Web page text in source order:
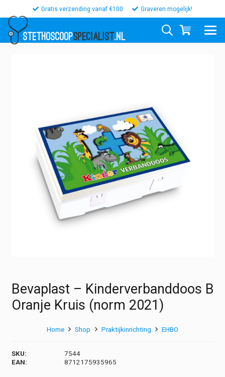
Gratis verzending vanaf €100 Graveren mogelijk!
STETHOSCOOPSPECIALIST.NL
Bevaplast – Kinderverbanddoos B
Oranje Kruis (norm 2021)
Home Shop Praktijkinrichting EHBO
SKU:
7544
EAN:
8712175935965